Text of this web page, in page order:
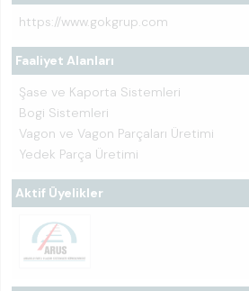
https://www.gokgrup.com
Faaliyet Alanları
Şase ve Kaporta Sistemleri
Bogi Sistemleri
Vagon ve Vagon Parçaları Üretimi
Yedek Parça Üretimi
Aktif Üyelikler